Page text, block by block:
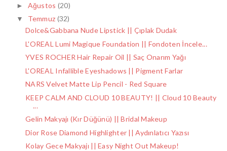
► Ağustos (20)
▼ Temmuz (32)
Dolce&Gabbana Nude Lipstick || Çıplak Dudak
L'OREAL Lumi Magique Foundation || Fondoten İncele...
YVES ROCHER Hair Repair Oil || Saç Onarım Yağı
L'OREAL Infallible Eyeshadows || Pigment Farlar
NARS Velvet Matte Lip Pencil - Red Square
KEEP CALM AND CLOUD 10 BEAUTY! || Cloud 10 Beauty
...
Gelin Makyajı (Kır Düğünü) || Bridal Makeup
Dior Rose Diamond Highlighter || Aydınlatıcı Yazısı
Kolay Gece Makyajı || Easy Night Out Makeup!